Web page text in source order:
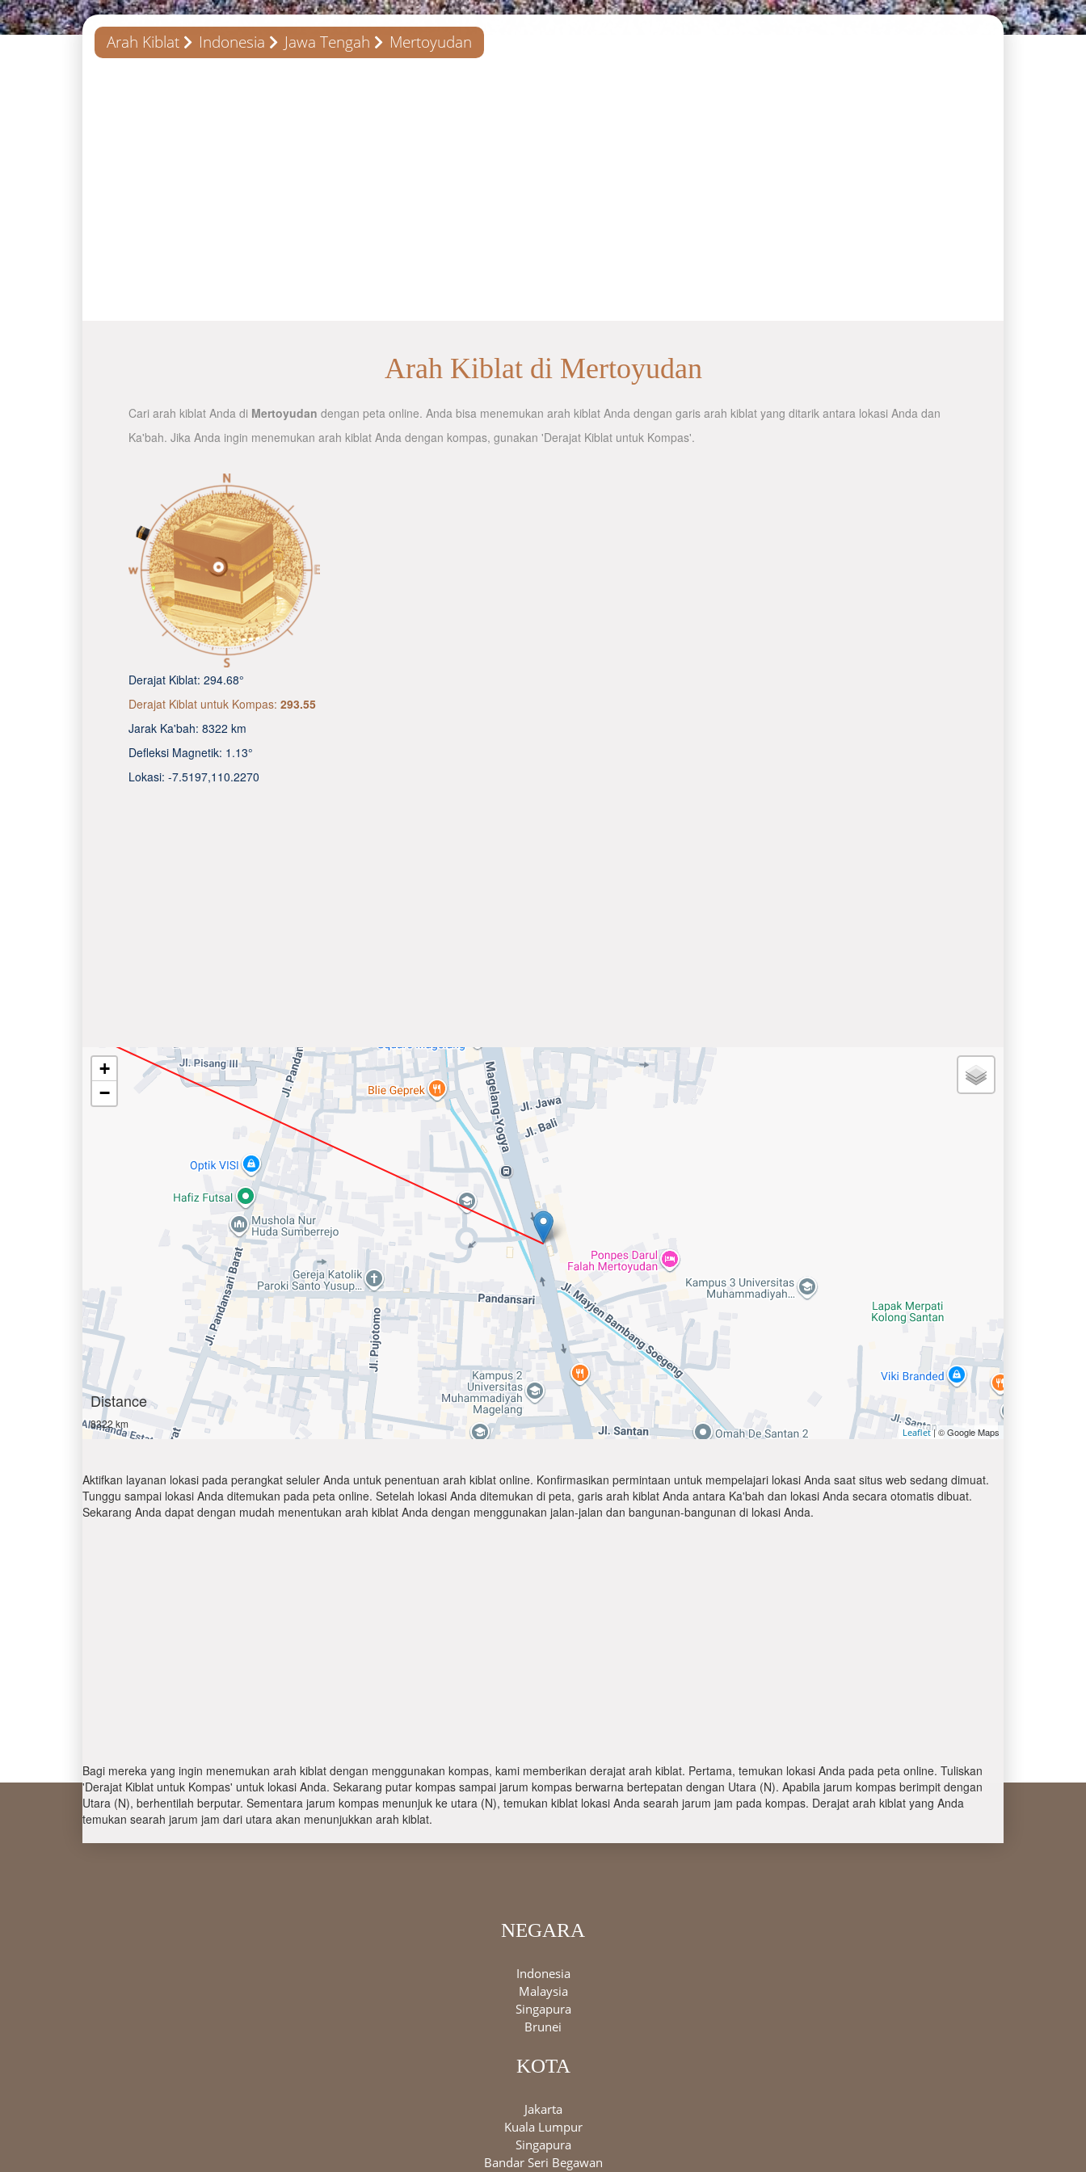
Arah Kiblat Indonesia Jawa Tengah Mertoyudan
Arah Kiblat di Mertoyudan
Cari arah kiblat Anda di Mertoyudan dengan peta online. Anda bisa menemukan arah kiblat Anda dengan garis arah kiblat yang ditarik antara lokasi Anda dan
Ka'bah. Jika Anda ingin menemukan arah kiblat Anda dengan kompas, gunakan 'Derajat Kiblat untuk Kompas'.
Derajat Kiblat: 294.68°
Derajat Kiblat untuk Kompas: 293.55
Jarak Ka'bah: 8322 km
Defleksi Magnetik: 1.13°
Lokasi: -7.5197,110.2270
+
−
Distance
8322 km
Leaflet| © Google Maps
Aktifkan layanan lokasi pada perangkat seluler Anda untuk penentuan arah kiblat online. Konfirmasikan permintaan untuk mempelajari lokasi Anda saat situs web sedang dimuat.
Tunggu sampai lokasi Anda ditemukan pada peta online. Setelah lokasi Anda ditemukan di peta, garis arah kiblat Anda antara Ka'bah dan lokasi Anda secara otomatis dibuat.
Sekarang Anda dapat dengan mudah menentukan arah kiblat Anda dengan menggunakan jalan-jalan dan bangunan-bangunan di lokasi Anda.
Bagi mereka yang ingin menemukan arah kiblat dengan menggunakan kompas, kami memberikan derajat arah kiblat. Pertama, temukan lokasi Anda pada peta online. Tuliskan
'Derajat Kiblat untuk Kompas' untuk lokasi Anda. Sekarang putar kompas sampai jarum kompas berwarna bertepatan dengan Utara (N). Apabila jarum kompas berimpit dengan
Utara (N), berhentilah berputar. Sementara jarum kompas menunjuk ke utara (N), temukan kiblat lokasi Anda searah jarum jam pada kompas. Derajat arah kiblat yang Anda
temukan searah jarum jam dari utara akan menunjukkan arah kiblat.
NEGARA
Indonesia
Malaysia
Singapura
Brunei
KOTA
Jakarta
Kuala Lumpur
Singapura
Bandar Seri Begawan